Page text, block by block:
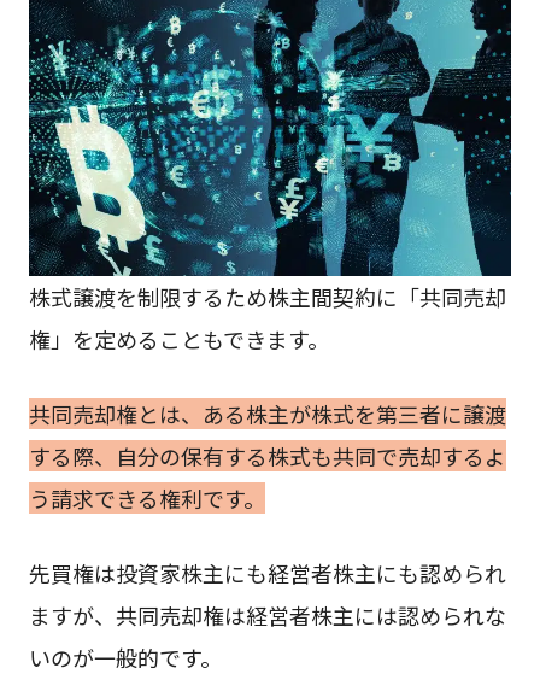
株式譲渡を制限するため株主間契約に「共同売却
権」を定めることもできます。
共同売却権とは、ある株主が株式を第三者に譲渡
する際、自分の保有する株式も共同で売却するよ
う請求できる権利です。
先買権は投資家株主にも経営者株主にも認められ
ますが、共同売却権は経営者株主には認められな
いのが一般的です。